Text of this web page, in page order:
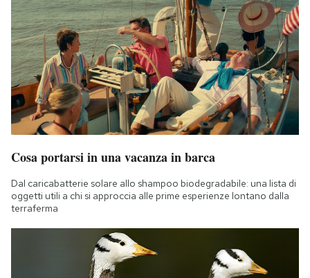
Cosa portarsi in una vacanza in barca
Dal caricabatterie solare allo shampoo biodegradabile: una lista di
oggetti utili a chi si approccia alle prime esperienze lontano dalla
terraferma